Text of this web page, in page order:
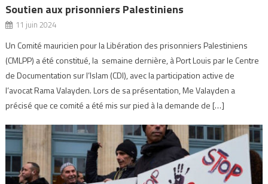
Soutien aux prisonniers Palestiniens
11 juin 2024
Un Comité mauricien pour la Libération des prisonniers Palestiniens
(CMLPP) a été constitué, la semaine dernière, à Port Louis par le Centre
de Documentation sur l’Islam (CDI), avec la participation active de
l’avocat Rama Valayden. Lors de sa présentation, Me Valayden a
précisé que ce comité a été mis sur pied à la demande de […]